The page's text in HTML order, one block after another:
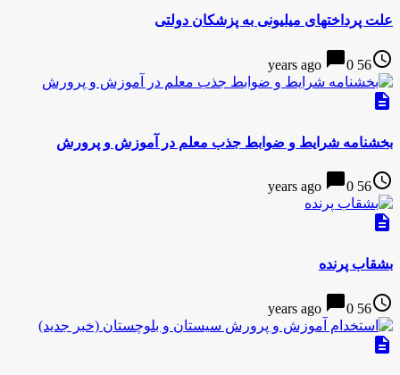
علت پرداختهای‌ میلیونی به‌ پزشکان دولتی
access_time
56 years ago
chat_bubble0
description
بخشنامه‌ شرایط و ضوابط جذب معلم در آموزش و پرورش
access_time
56 years ago
chat_bubble0
description
بشقاب پرنده
access_time
56 years ago
chat_bubble0
description